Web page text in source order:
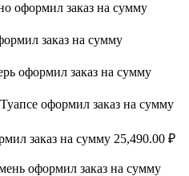
оформил заказ на сумму
заказ на сумму
оформил заказ на сумму
оформил заказ на сумму
заказ на сумму 25,490.00 ₽
оформил заказ на сумму